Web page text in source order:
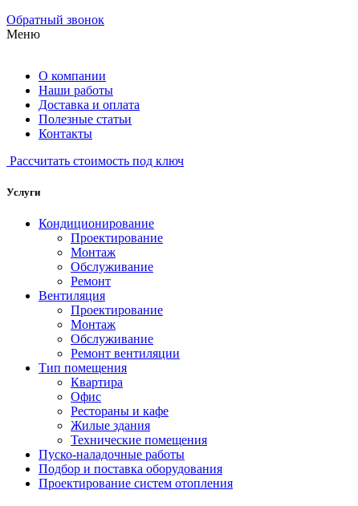
Обратный звонок
Меню
О компании
Наши работы
Доставка и оплата
Полезные статьи
Контакты
Рассчитать стоимость под ключ
Услуги
Кондиционирование
Проектирование
Монтаж
Обслуживание
Ремонт
Вентиляция
Проектирование
Монтаж
Обслуживание
Ремонт вентиляции
Тип помещения
Квартира
Офис
Рестораны и кафе
Жилые здания
Технические помещения
Пуско-наладочные работы
Подбор и поставка оборудования
Проектирование систем отопления